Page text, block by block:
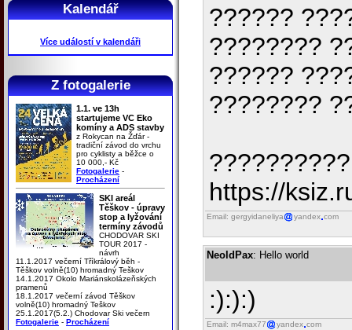
Kalendář
Více událostí v kalendáři
Z fotogalerie
1.1. ve 13h
startujeme VC Eko
komíny a ADS stavby
z Rokycan na Žďár -
tradiční závod do vrchu
pro cyklisty a běžce o
10 000,- Kč
Fotogalerie -
Procházení
SKI areál
Těškov - úpravy
stop a lyžování
termíny závodů
CHODOVAR SKI
TOUR 2017 -
návrh
11.1.2017 večerní Tříkrálový běh -
Těškov volně(10) hromadný Teškov
14.1.2017 Okolo Mariánskolázeňských
pramenů
18.1.2017 večerní závod Těškov
volně(10) hromadný Teškov
25.1.2017(5.2.) Chodovar Ski večern
Fotogalerie - Procházení
??????
????????
??????
????????
https://
Email: gergyidaneliya yandex com
NeoldPax: Hello world
:):):)
Email: m4max77 yandex com